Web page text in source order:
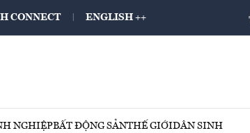
CONNECT ENGLISH ++
NGHIỆPBẤT ĐỘNG SẢNTHẾ GIỚIDÂN SINH